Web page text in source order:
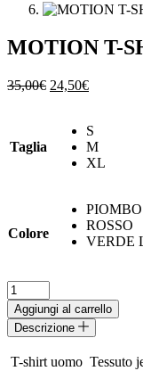
MOTION T-
35,00€ Il
35,00€.
24,50€Il
è:
24,50€.
Taglia
S
M
XL
Colore
PIOMBO
ROSSO
VERDE
MOTION
T-
SHIRT
MONTURA
Aggiungi al carrello
Descrizione
 T-shirt uomo 